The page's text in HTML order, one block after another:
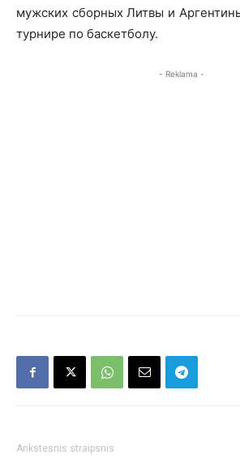
мужских сборных Литвы и
турнире по баскетболу.
- Reklama -
Ankstesnis straipsnis